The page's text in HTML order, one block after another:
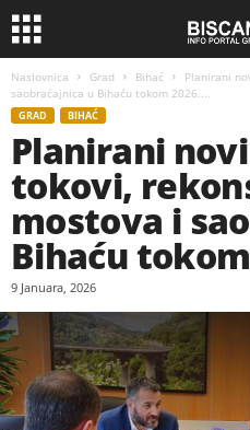
Naslovnica Grad Bihać
Planirani
saobraćajnica u Bihaću tokom 2026....
GRAD BIHAĆ
Planirani
tokovi,
mostova i
Bihaću
9 Januara, 2026